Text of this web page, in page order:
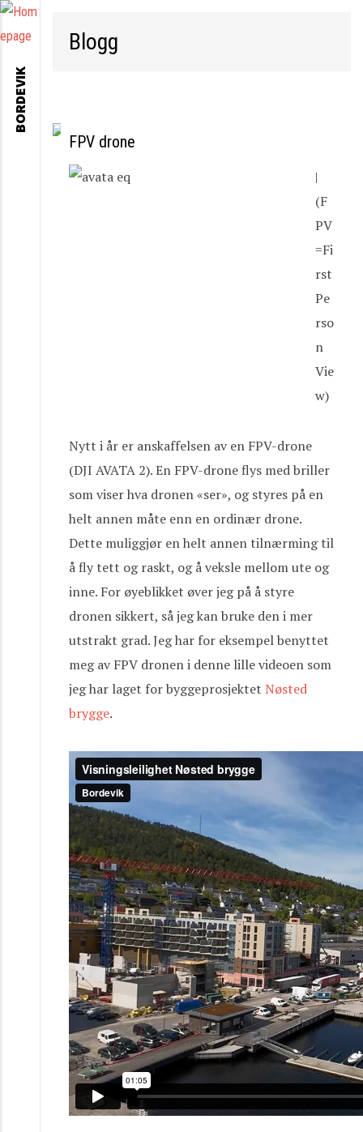
Blogg
FPV drone
|
(F
PV
=Fi
rst
Pe
rso
n
Vie
w)
Nytt i år er anskaffelsen av en FPV-drone
(DJI AVATA 2). En FPV-drone flys med briller
som viser hva dronen «ser», og styres på en
helt annen måte enn en ordinær drone.
Dette muliggjør en helt annen tilnærming til
å fly tett og raskt, og å veksle mellom ute og
inne. For øyeblikket øver jeg på å styre
dronen sikkert, så jeg kan bruke den i mer
utstrakt grad. Jeg har for eksempel benyttet
meg av FPV dronen i denne lille videoen som
jeg har laget for byggeprosjektet Nøsted
brygge.
BORDEVIK